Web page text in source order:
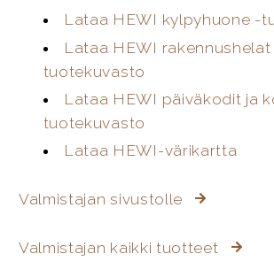
Lataa HEWI kylpyhuone -
Lataa HEWI rakennushelat
tuotekuvasto
Lataa HEWI päiväkodit ja
tuotekuvasto
Lataa HEWI-värikartta
Valmistajan sivustolle
Valmistajan kaikki tuotteet